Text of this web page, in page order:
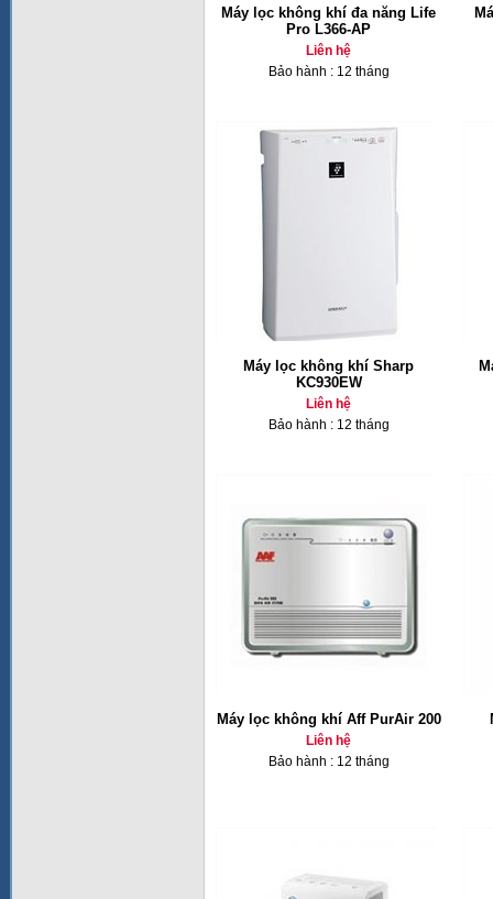
Máy lọc không khí đa năng Life
Pro L366-AP
Liên hệ
Bảo hành : 12 tháng
Máy lọc không khí Sharp
KC930EW
Liên hệ
Bảo hành : 12 tháng
Máy lọc không khí Aff PurAir 200
Liên hệ
Bảo hành : 12 tháng